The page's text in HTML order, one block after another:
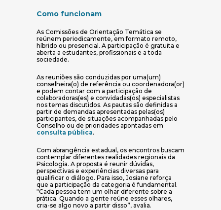
Como funcionam
As Comissões de Orientação Temática se
reúnem periodicamente, em formato remoto,
híbrido ou presencial. A participação é gratuita e
aberta a estudantes, profissionais e a toda
sociedade.
As reuniões são conduzidas por uma(um)
conselheira(o) de referência ou coordenadora(or)
e podem contar com a participação de
colaboradoras(es) e convidadas(os) especialistas
nos temas discutidos. As pautas são definidas a
partir de demandas apresentadas pelas(os)
participantes, de situações acompanhadas pelo
Conselho ou de prioridades apontadas em
consulta pública(abre em nova janela)
.
Com abrangência estadual, os encontros buscam
contemplar diferentes realidades regionais da
Psicologia. A proposta é reunir dúvidas,
perspectivas e experiências diversas para
qualificar o diálogo. Para isso, Josiane reforça
que a participação da categoria é fundamental.
“Cada pessoa tem um olhar diferente sobre a
prática. Quando a gente reúne esses olhares,
cria-se algo novo a partir disso”, avalia.